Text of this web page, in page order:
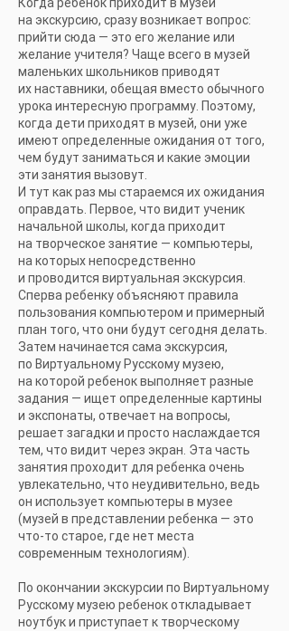
на экскурсию, сразу возникает вопрос:
прийти сюда — это его желание или
желание учителя? Чаще всего в музей
маленьких школьников приводят
их наставники, обещая вместо обычного
урока интересную программу. Поэтому,
когда дети приходят в музей, они уже
имеют определенные ожидания от того,
чем будут заниматься и какие эмоции
эти занятия вызовут.
И тут как раз мы стараемся их ожидания
оправдать. Первое, что видит ученик
начальной школы, когда приходит
на творческое занятие — компьютеры,
на которых непосредственно
и проводится виртуальная экскурсия.
Сперва ребенку объясняют правила
пользования компьютером и примерный
план того, что они будут сегодня делать.
Затем начинается сама экскурсия,
по Виртуальному Русскому музею,
на которой ребенок выполняет разные
задания — ищет определенные картины
и экспонаты, отвечает на вопросы,
решает загадки и просто наслаждается
тем, что видит через экран. Эта часть
занятия проходит для ребенка очень
увлекательно, что неудивительно, ведь
он использует компьютеры в музее
(музей в представлении ребенка — это
что-то старое, где нет места
современным технологиям).
По окончании экскурсии по Виртуальному
Русскому музею ребенок откладывает
ноутбук и приступает к творческому